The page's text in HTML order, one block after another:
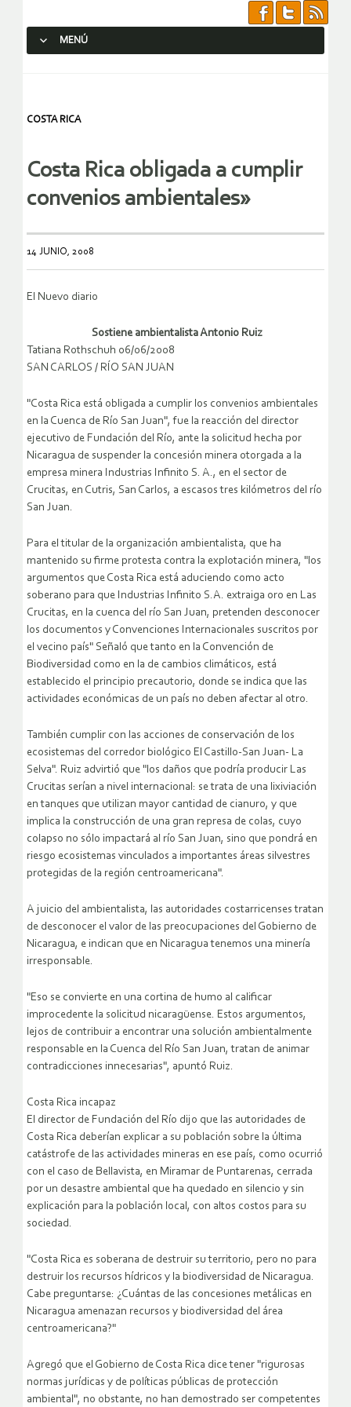
MENÚ
COSTA RICA
Costa Rica obligada a cumplir
convenios ambientales»
14 JUNIO, 2008
El Nuevo diario
Sostiene ambientalista Antonio Ruiz
Tatiana Rothschuh 06/06/2008
SAN CARLOS / RÍO SAN JUAN
"Costa Rica está obligada a cumplir los convenios ambientales
en la Cuenca de Río San Juan", fue la reacción del director
ejecutivo de Fundación del Río, ante la solicitud hecha por
Nicaragua de suspender la concesión minera otorgada a la
empresa minera Industrias Infinito S. A., en el sector de
Crucitas, en Cutris, San Carlos, a escasos tres kilómetros del río
San Juan.
Para el titular de la organización ambientalista, que ha
mantenido su firme protesta contra la explotación minera, "los
argumentos que Costa Rica está aduciendo como acto
soberano para que Industrias Infinito S.A. extraiga oro en Las
Crucitas, en la cuenca del río San Juan, pretenden desconocer
los documentos y Convenciones Internacionales suscritos por
el vecino país" Señaló que tanto en la Convención de
Biodiversidad como en la de cambios climáticos, está
establecido el principio precautorio, donde se indica que las
actividades económicas de un país no deben afectar al otro.
También cumplir con las acciones de conservación de los
ecosistemas del corredor biológico El Castillo-San Juan- La
Selva". Ruiz advirtió que "los daños que podría producir Las
Crucitas serían a nivel internacional: se trata de una lixiviación
en tanques que utilizan mayor cantidad de cianuro, y que
implica la construcción de una gran represa de colas, cuyo
colapso no sólo impactará al río San Juan, sino que pondrá en
riesgo ecosistemas vinculados a importantes áreas silvestres
protegidas de la región centroamericana".
A juicio del ambientalista, las autoridades costarricenses tratan
de desconocer el valor de las preocupaciones del Gobierno de
Nicaragua, e indican que en Nicaragua tenemos una minería
irresponsable.
"Eso se convierte en una cortina de humo al calificar
improcedente la solicitud nicaragüense. Estos argumentos,
lejos de contribuir a encontrar una solución ambientalmente
responsable en la Cuenca del Río San Juan, tratan de animar
contradicciones innecesarias", apuntó Ruiz.
Costa Rica incapaz
El director de Fundación del Río dijo que las autoridades de
Costa Rica deberían explicar a su población sobre la última
catástrofe de las actividades mineras en ese país, como ocurrió
con el caso de Bellavista, en Miramar de Puntarenas, cerrada
por un desastre ambiental que ha quedado en silencio y sin
explicación para la población local, con altos costos para su
sociedad.
"Costa Rica es soberana de destruir su territorio, pero no para
destruir los recursos hídricos y la biodiversidad de Nicaragua.
Cabe preguntarse: ¿Cuántas de las concesiones metálicas en
Nicaragua amenazan recursos y biodiversidad del área
centroamericana?"
Agregó que el Gobierno de Costa Rica dice tener "rigurosas
normas jurídicas y de políticas públicas de protección
ambiental", no obstante, no han demostrado ser competentes